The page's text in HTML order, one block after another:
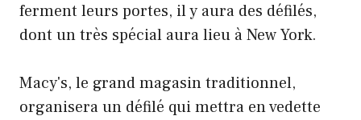
ferment leurs portes, il y aura des défilés,
dont un très spécial aura lieu à New York.
Macy's, le grand magasin traditionnel,
organisera un défilé qui mettra en vedette